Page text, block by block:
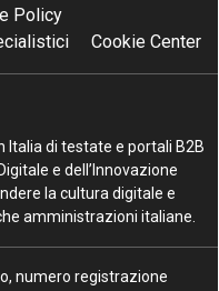
Policy
Cookie Center
Italia di testate e portali B2B
e dell’Innovazione
la cultura digitale e
amministrazioni italiane.
numero registrazione